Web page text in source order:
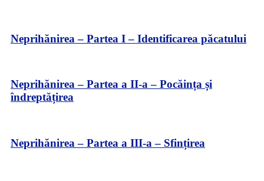
Neprihănirea – Partea I – Identificarea păcatului
Neprihănirea – Partea a II-a – Pocăința și
îndreptățirea
Neprihănirea – Partea a III-a – Sfințirea